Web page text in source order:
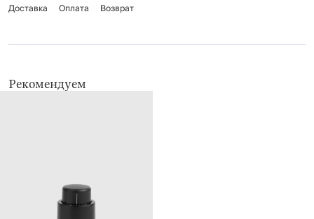
жесткие губки
Доставка
Оплата Возврат
Рекомендуем